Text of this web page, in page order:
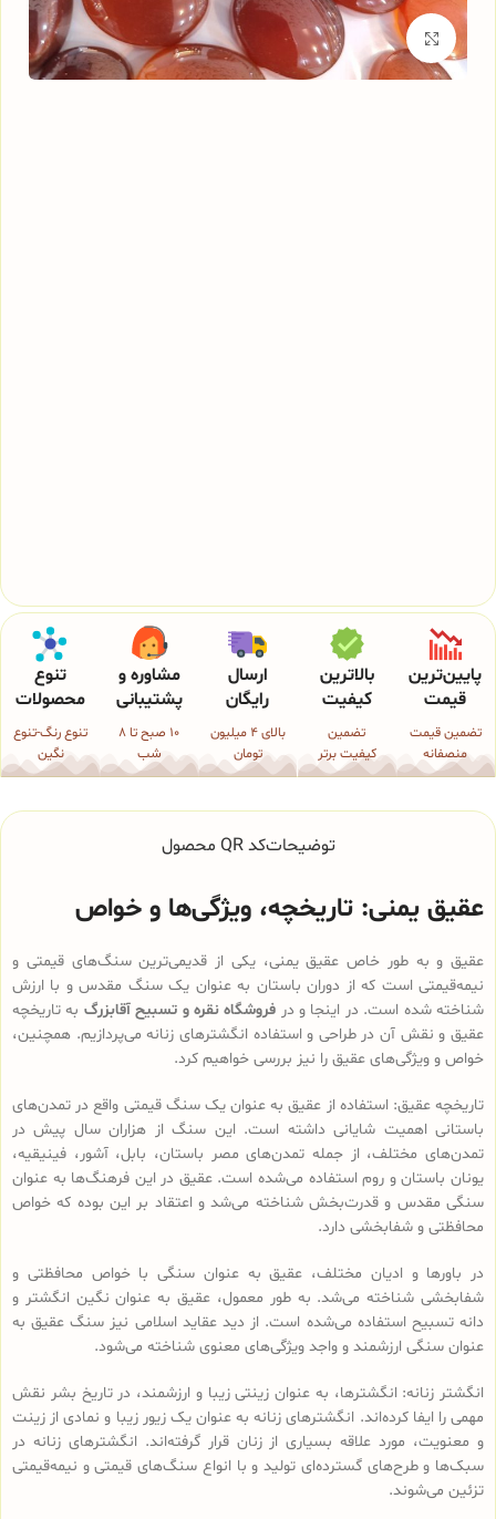
برای بزرگنمایی کلیک کنید
پایین‌ترین
قیمت
تضمین قیمت
منصفانه
بالاترین
کیفیت
تضمین
کیفیت برتر
ارسال
رایگان
بالای 4 میلیون
تومان
مشاوره و
پشتیبانی
10 صبح تا 8
شب
تنوع
محصولات
تنوع رنگ-تنوع
نگین
توضیحاتکد QR محصول
عقیق یمنی: تاریخچه، ویژگی‌ها و خواص
عقیق و به طور خاص عقیق یمنی، یکی از قدیمی‌ترین سنگ‌های قیمتی و
نیمه‌قیمتی است که از دوران باستان به عنوان یک سنگ مقدس و با ارزش
شناخته شده است. در اینجا و در فروشگاه نقره و تسبیح آقابزرگ به تاریخچه
عقیق و نقش آن در طراحی و استفاده انگشترهای زنانه می‌پردازیم. همچنین،
خواص و ویژگی‌های عقیق را نیز بررسی خواهیم کرد.
تاریخچه عقیق: استفاده از عقیق به عنوان یک سنگ قیمتی واقع در تمدن‌های
باستانی اهمیت شایانی داشته است. این سنگ از هزاران سال پیش در
تمدن‌های مختلف، از جمله تمدن‌های مصر باستان، بابل، آشور، فینیقیه،
یونان باستان و روم استفاده می‌شده است. عقیق در این فرهنگ‌ها به عنوان
سنگی مقدس و قدرت‌بخش شناخته می‌شد و اعتقاد بر این بوده که خواص
محافظتی و شفابخشی دارد.
در باورها و ادیان مختلف، عقیق به عنوان سنگی با خواص محافظتی و
شفابخشی شناخته می‌شد. به طور معمول، عقیق به عنوان نگین انگشتر و
دانه تسبیح استفاده می‌شده است. از دید عقاید اسلامی نیز سنگ عقیق به
عنوان سنگی ارزشمند و واجد ویژگی‌های معنوی شناخته می‌شود.
انگشتر زنانه: انگشترها، به عنوان زینتی زیبا و ارزشمند، در تاریخ بشر نقش
مهمی را ایفا کرده‌اند. انگشترهای زنانه به عنوان یک زیور زیبا و نمادی از زینت
و معنویت، مورد علاقه بسیاری از زنان قرار گرفته‌اند. انگشترهای زنانه در
سبک‌ها و طرح‌های گسترده‌ای تولید و با انواع سنگ‌های قیمتی و نیمه‌قیمتی
تزئین می‌شوند.